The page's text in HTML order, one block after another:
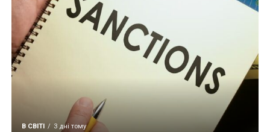
В СВІТІ 3 дні тому